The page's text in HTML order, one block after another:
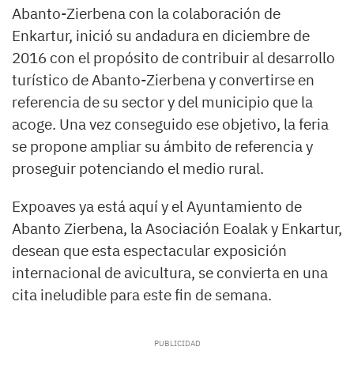
Abanto-Zierbena con la colaboración de
Enkartur, inició su andadura en diciembre de
2016 con el propósito de contribuir al desarrollo
turístico de Abanto-Zierbena y convertirse en
referencia de su sector y del municipio que la
acoge. Una vez conseguido ese objetivo, la feria
se propone ampliar su ámbito de referencia y
proseguir potenciando el medio rural.
Expoaves ya está aquí y el Ayuntamiento de
Abanto Zierbena, la Asociación Eoalak y Enkartur,
desean que esta espectacular exposición
internacional de avicultura, se convierta en una
cita ineludible para este fin de semana.